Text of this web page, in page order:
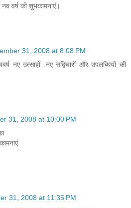
वर्ष की शुभकामनाएं।
31, 2008 at 8:08 PM
नए उत्साहों .नए सद्विचारों और उपलब्धियों की
31, 2008 at 10:00 PM
31, 2008 at 11:35 PM